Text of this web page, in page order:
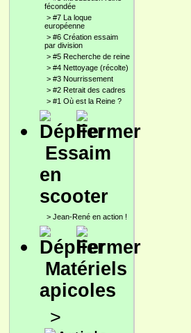
fécondée
> #7 La loque
européenne
> #6 Création essaim
par division
> #5 Recherche de reine
> #4 Nettoyage (récolte)
> #3 Nourrissement
> #2 Retrait des cadres
> #1 Où est la Reine ?
Essaim
en
scooter
> Jean-René en action !
Matériels
apicoles
>